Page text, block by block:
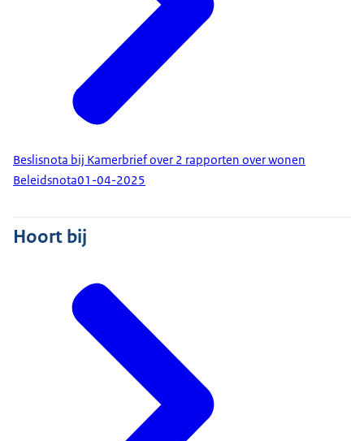
Beslisnota bij Kamerbrief over 2 rapporten over wonen
Beleidsnota01-04-2025
Hoort bij